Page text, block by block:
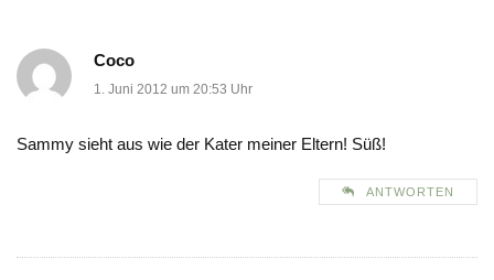
Coco
1. Juni 2012 um 20:53 Uhr
Sammy sieht aus wie der Kater meiner Eltern! Süß!
ANTWORTEN